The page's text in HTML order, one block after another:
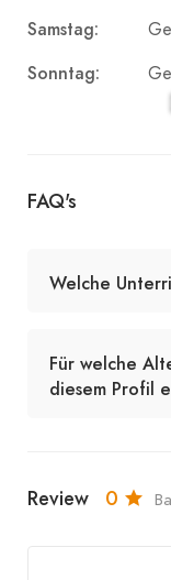
Samstag:
Sonntag:
FAQ's
Welche
Für welche
diesem Profil
Review 0